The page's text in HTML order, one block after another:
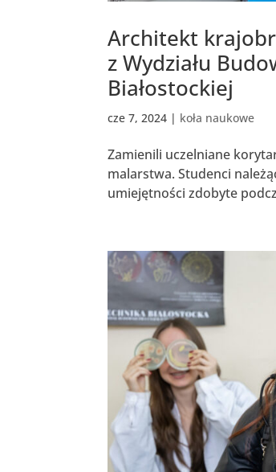
Architekt
z Wydziału
Białostockiej
cze 7, 2024 | koła naukowe
Zamienili uczelniane
malarstwa. Studenci
umiejętności zdobyte